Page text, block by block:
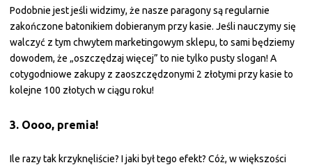
Podobnie jest jeśli widzimy, że nasze paragony są regularnie
zakończone batonikiem dobieranym przy kasie. Jeśli nauczymy się
walczyć z tym chwytem marketingowym sklepu, to sami będziemy
dowodem, że „oszczędzaj więcej” to nie tylko pusty slogan! A
cotygodniowe zakupy z zaoszczędzonymi 2 złotymi przy kasie to
kolejne 100 złotych w ciągu roku!
3. Oooo, premia!
Ile razy tak krzyknęliście? I jaki był tego efekt? Cóż, w większości